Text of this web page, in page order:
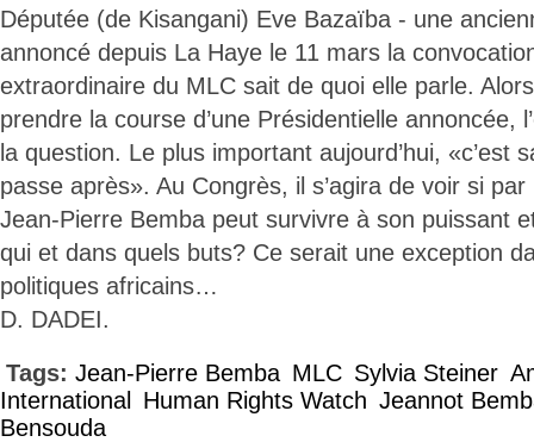
Députée (de Kisangani) Eve Bazaïba - une
annoncé depuis La Haye le 11 mars la
extraordinaire du MLC sait de quoi elle parle.
prendre la course d’une Présidentielle annoncée,
la question. Le plus important aujourd’hui, «c’est
passe après». Au Congrès, il s’agira de voir si
Jean-Pierre Bemba peut survivre à son puissant
qui et dans quels buts? Ce serait une exception
politiques africains…
D. DADEI.
Tags: Jean-Pierre Bemba MLC Sylvia Steiner
International
Human Rights Watch Jeannot
Bensouda